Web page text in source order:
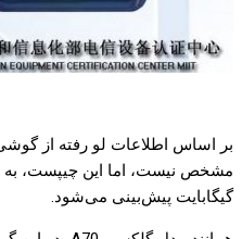
گیگابایت پیش‌بینی می‌شود.